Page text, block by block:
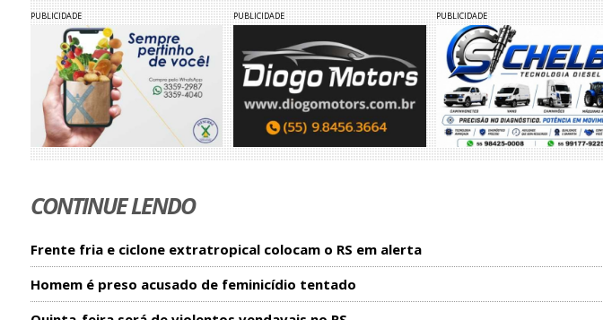
PUBLICIDADE PUBLICIDADE PUBLICIDADE
CONTINUE LENDO
Frente fria e ciclone extratropical colocam o RS em alerta
Homem é preso acusado de feminicídio tentado